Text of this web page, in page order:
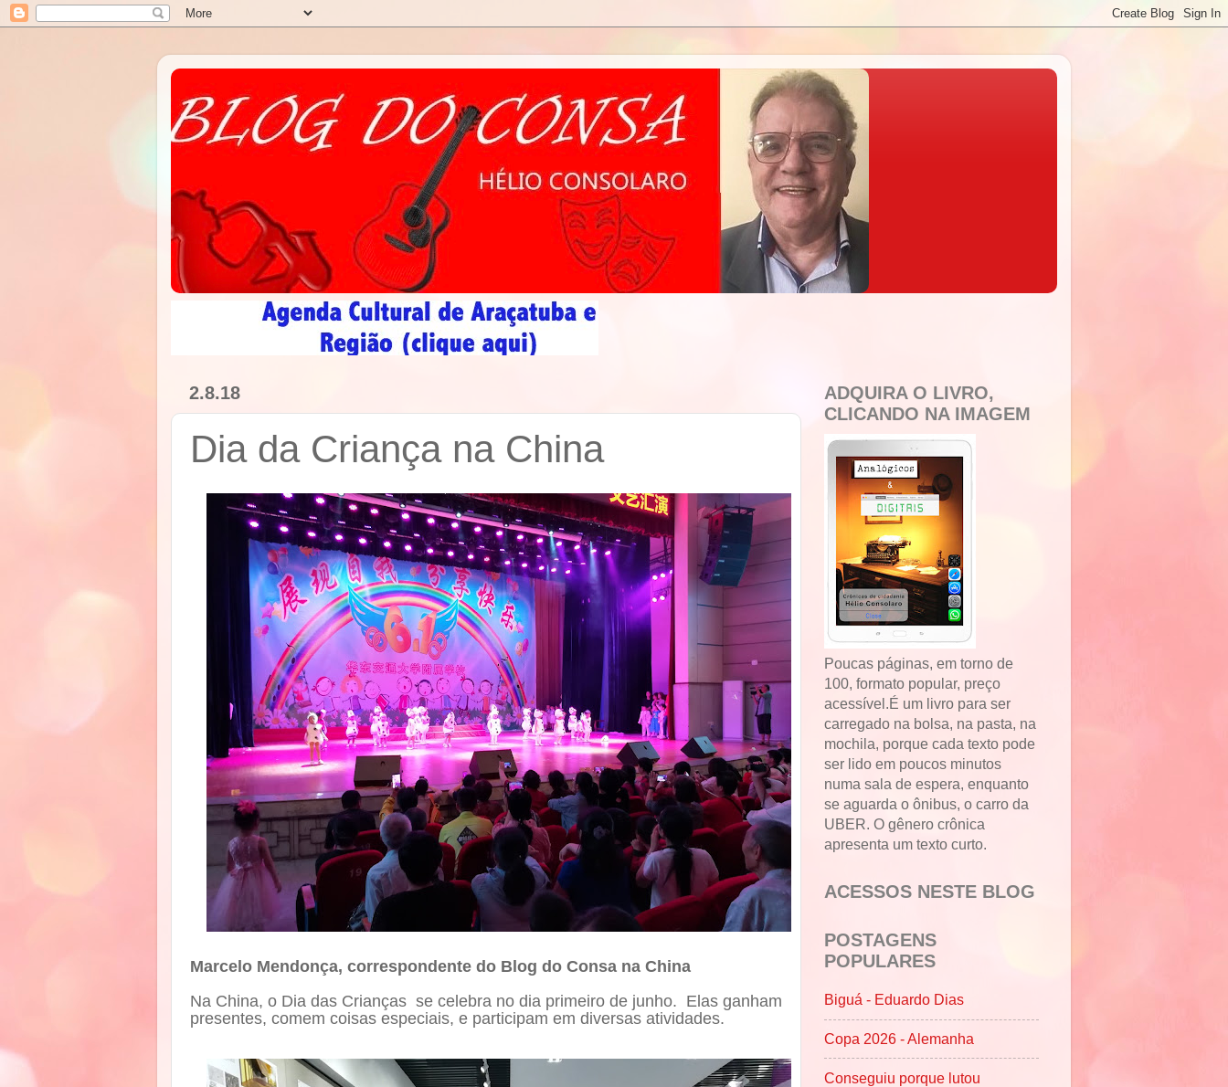
2.8.18
Dia da Criança na China
Marcelo Mendonça, correspondente do Blog do Consa na China
Na China, o Dia das Crianças se celebra no dia primeiro de junho. Elas ganham
presentes, comem coisas especiais, e participam em diversas atividades.
ADQUIRA O LIVRO,
CLICANDO NA IMAGEM
Poucas páginas, em torno de
100, formato popular, preço
acessível.É um livro para ser
carregado na bolsa, na pasta, na
mochila, porque cada texto pode
ser lido em poucos minutos
numa sala de espera, enquanto
se aguarda o ônibus, o carro da
UBER. O gênero crônica
apresenta um texto curto.
ACESSOS NESTE BLOG
POSTAGENS
POPULARES
Biguá - Eduardo Dias
Copa 2026 - Alemanha
Conseguiu porque lutou